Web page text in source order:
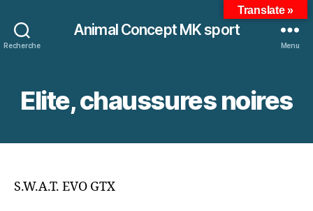
Recherche
Animal Concept MK sport
Menu
Elite, chaussures noires
S.W.A.T. EVO GTX
Translate »